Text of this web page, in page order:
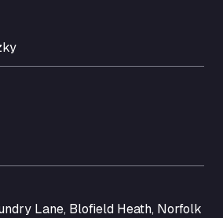
3EZ
Estate, CA11 9EH
park, EX5 1DR
House A1
Lane, Blofield Heath, Norfolk